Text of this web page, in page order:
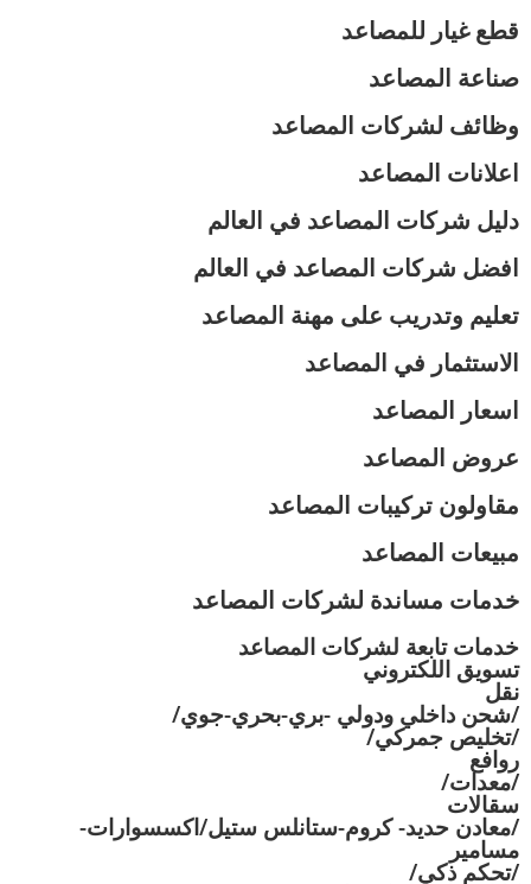
قطع غيار للمصاعد
صناعة المصاعد
وظائف لشركات المصاعد
اعلانات المصاعد
دليل شركات المصاعد في العالم
افضل شركات المصاعد في العالم
تعليم وتدريب على مهنة المصاعد
الاستثمار في المصاعد
اسعار المصاعد
عروض المصاعد
مقاولون تركيبات المصاعد
مبيعات المصاعد
خدمات مساندة لشركات المصاعد
خدمات تابعة لشركات المصاعد
تسويق اللكتروني
نقل
/شحن داخلي ودولي -بري-بحري-جوي/
/تخليص جمركي/
روافع
/معدات/
سقالات
/معادن حديد- كروم-ستانلس ستيل/اكسسوارات-
مسامير
/تحكم ذكي/